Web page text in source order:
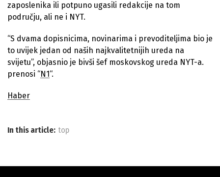
zaposlenika ili potpuno ugasili redakcije na tom
području, ali ne i NYT.
“S dvama dopisnicima, novinarima i prevoditeljima bio je
to uvijek jedan od naših najkvalitetnijih ureda na
svijetu”, objasnio je bivši šef moskovskog ureda NYT-a.
prenosi “N1 “.
Haber
In this article: top